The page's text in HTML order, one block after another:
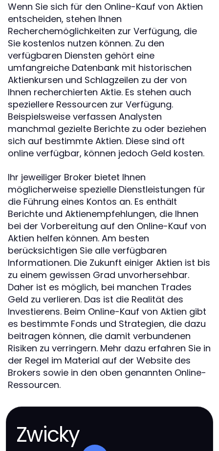
Wenn Sie sich für den Online-Kauf von Aktien
entscheiden, stehen Ihnen
Recherchemöglichkeiten zur Verfügung, die
Sie kostenlos nutzen können. Zu den
verfügbaren Diensten gehört eine
umfangreiche Datenbank mit historischen
Aktienkursen und Schlagzeilen zu der von
Ihnen recherchierten Aktie. Es stehen auch
speziellere Ressourcen zur Verfügung.
Beispielsweise verfassen Analysten
manchmal gezielte Berichte zu oder beziehen
sich auf bestimmte Aktien. Diese sind oft
online verfügbar, können jedoch Geld kosten.
Ihr jeweiliger Broker bietet Ihnen
möglicherweise spezielle Dienstleistungen für
die Führung eines Kontos an. Es enthält
Berichte und Aktienempfehlungen, die Ihnen
bei der Vorbereitung auf den Online-Kauf von
Aktien helfen können. Am besten
berücksichtigen Sie alle verfügbaren
Informationen. Die Zukunft einiger Aktien ist bis
zu einem gewissen Grad unvorhersehbar.
Daher ist es möglich, bei manchen Trades
Geld zu verlieren. Das ist die Realität des
Investierens. Beim Online-Kauf von Aktien gibt
es bestimmte Fonds und Strategien, die dazu
beitragen können, die damit verbundenen
Risiken zu verringern. Mehr dazu erfahren Sie in
der Regel im Material auf der Website des
Brokers sowie in den oben genannten Online-
Ressourcen.
Zwicky